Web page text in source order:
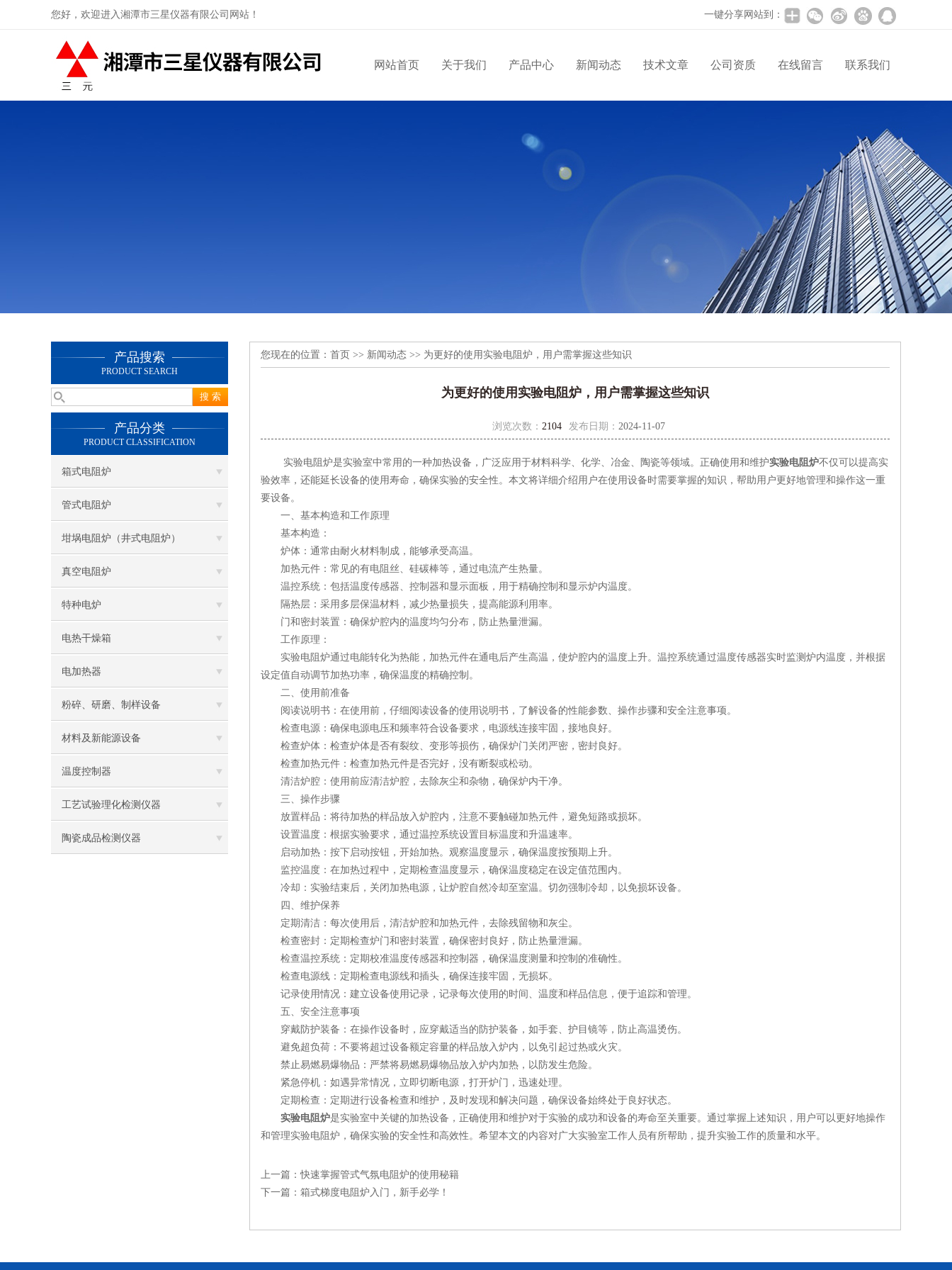
您好，欢迎进入湘潭市三星仪器有限公司网站！ 一键分享网站到：
网站首页 关于我们 产品中心 新闻动态 技术文章 公司资质 在线留言 联系我们
产品搜索
PRODUCT SEARCH
产品分类
PRODUCT CLASSIFICATION
箱式电阻炉
管式电阻炉
坩埚电阻炉（井式电阻炉）
真空电阻炉
特种电炉
电热干燥箱
电加热器
粉碎、研磨、制样设备
材料及新能源设备
温度控制器
工艺试验理化检测仪器
陶瓷成品检测仪器
您现在的位置： 首页 >> 新闻动态 >> 为更好的使用实验电阻炉，用户需掌握这些知识
为更好的使用实验电阻炉，用户需掌握这些知识
浏览次数： 2104 发布日期： 2024-11-07
实验电阻炉是实验室中常用的一种加热设备，广泛应用于材料科学、化学、冶金、陶瓷等领域。正确使用和维护实验电阻炉不仅可以提高实
验效率，还能延长设备的使用寿命，确保实验的安全性。本文将详细介绍用户在使用设备时需要掌握的知识，帮助用户更好地管理和操作这一重
要设备。
一、基本构造和工作原理
基本构造：
炉体：通常由耐火材料制成，能够承受高温。
加热元件：常见的有电阻丝、硅碳棒等，通过电流产生热量。
温控系统：包括温度传感器、控制器和显示面板，用于精确控制和显示炉内温度。
隔热层：采用多层保温材料，减少热量损失，提高能源利用率。
门和密封装置：确保炉腔内的温度均匀分布，防止热量泄漏。
工作原理：
实验电阻炉通过电能转化为热能，加热元件在通电后产生高温，使炉腔内的温度上升。温控系统通过温度传感器实时监测炉内温度，并根据
设定值自动调节加热功率，确保温度的精确控制。
二、使用前准备
阅读说明书：在使用前，仔细阅读设备的使用说明书，了解设备的性能参数、操作步骤和安全注意事项。
检查电源：确保电源电压和频率符合设备要求，电源线连接牢固，接地良好。
检查炉体：检查炉体是否有裂纹、变形等损伤，确保炉门关闭严密，密封良好。
检查加热元件：检查加热元件是否完好，没有断裂或松动。
清洁炉腔：使用前应清洁炉腔，去除灰尘和杂物，确保炉内干净。
三、操作步骤
放置样品：将待加热的样品放入炉腔内，注意不要触碰加热元件，避免短路或损坏。
设置温度：根据实验要求，通过温控系统设置目标温度和升温速率。
启动加热：按下启动按钮，开始加热。观察温度显示，确保温度按预期上升。
监控温度：在加热过程中，定期检查温度显示，确保温度稳定在设定值范围内。
冷却：实验结束后，关闭加热电源，让炉腔自然冷却至室温。切勿强制冷却，以免损坏设备。
四、维护保养
定期清洁：每次使用后，清洁炉腔和加热元件，去除残留物和灰尘。
检查密封：定期检查炉门和密封装置，确保密封良好，防止热量泄漏。
检查温控系统：定期校准温度传感器和控制器，确保温度测量和控制的准确性。
检查电源线：定期检查电源线和插头，确保连接牢固，无损坏。
记录使用情况：建立设备使用记录，记录每次使用的时间、温度和样品信息，便于追踪和管理。
五、安全注意事项
穿戴防护装备：在操作设备时，应穿戴适当的防护装备，如手套、护目镜等，防止高温烫伤。
避免超负荷：不要将超过设备额定容量的样品放入炉内，以免引起过热或火灾。
禁止易燃易爆物品：严禁将易燃易爆物品放入炉内加热，以防发生危险。
紧急停机：如遇异常情况，立即切断电源，打开炉门，迅速处理。
定期检查：定期进行设备检查和维护，及时发现和解决问题，确保设备始终处于良好状态。
实验电阻炉是实验室中关键的加热设备，正确使用和维护对于实验的成功和设备的寿命至关重要。通过掌握上述知识，用户可以更好地操作
和管理实验电阻炉，确保实验的安全性和高效性。希望本文的内容对广大实验室工作人员有所帮助，提升实验工作的质量和水平。
上一篇：快速掌握管式气氛电阻炉的使用秘籍
下一篇： 箱式梯度电阻炉入门，新手必学！